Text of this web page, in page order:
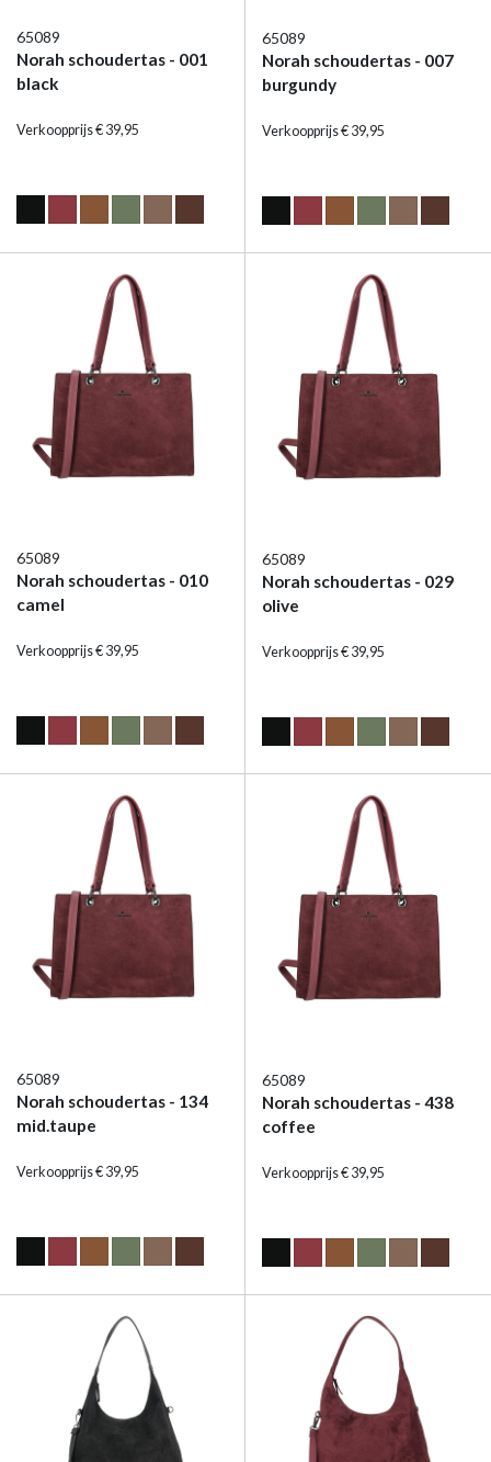
65089
Norah schoudertas - 001
black
Verkoopprijs € 39,95
65089
Norah schoudertas - 007
burgundy
Verkoopprijs € 39,95
65089
Norah schoudertas - 010
camel
Verkoopprijs € 39,95
65089
Norah schoudertas - 029
olive
Verkoopprijs € 39,95
65089
Norah schoudertas - 134
mid.taupe
Verkoopprijs € 39,95
65089
Norah schoudertas - 438
coffee
Verkoopprijs € 39,95